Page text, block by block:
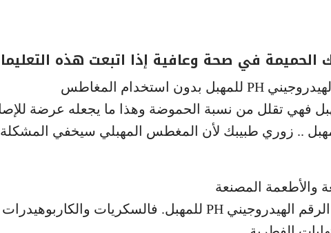
الحميمة في صحة وعافية إذا اتبعت هذه
فهي تقلل من نسبة الحموضة وهذا ما يجعله عرضة
.. زوري طبيبك لأن المغطس المهبلي سيخفي المشكلة
الأطعمة السريعة تعيق توازن الرقم الهيدروجيني PH للمهبل. فالسكريات والكاربوهيدرات